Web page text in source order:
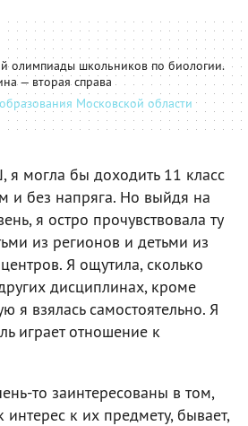
олимпиады школьников по биологии.
— вторая справа
Московской области
могла бы доходить 11 класс
и без напряга. Но выйдя на
я остро прочувствовала ту
из регионов и детьми из
Я ощутила, сколько
дисциплинах, кроме
я взялась самостоятельно. Я
играет отношение к
то заинтересованы в том,
интерес к их предмету, бывает,